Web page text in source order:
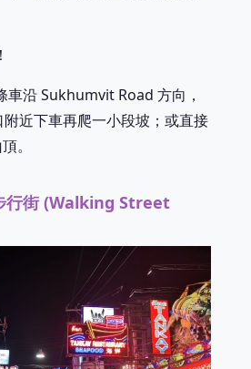
車沿 Sukhumvit Road 方向，
近下車再爬一小段坡；或直接
。
行街 (Walking Street